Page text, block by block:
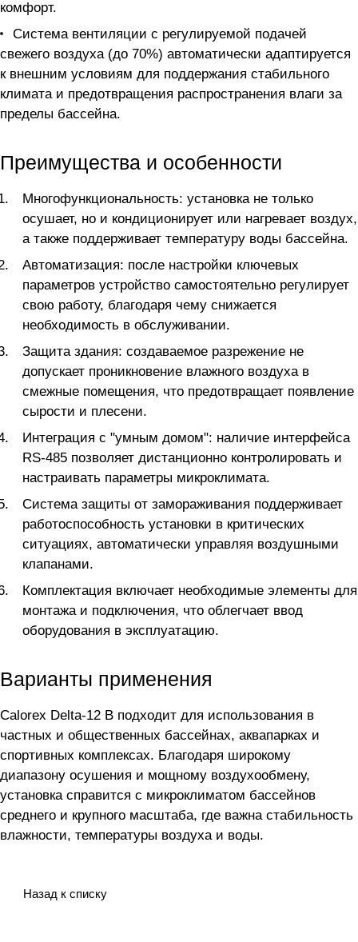
комфорт.
Система вентиляции с регулируемой подачей
свежего воздуха (до 70%) автоматически адаптируется
к внешним условиям для поддержания стабильного
климата и предотвращения распространения влаги за
пределы бассейна.
Преимущества и особенности
Многофункциональность: установка не только
осушает, но и кондиционирует или нагревает воздух,
а также поддерживает температуру воды бассейна.
Автоматизация: после настройки ключевых
параметров устройство самостоятельно регулирует
свою работу, благодаря чему снижается
необходимость в обслуживании.
Защита здания: создаваемое разрежение не
допускает проникновение влажного воздуха в
смежные помещения, что предотвращает появление
сырости и плесени.
Интеграция с "умным домом": наличие интерфейса
RS-485 позволяет дистанционно контролировать и
настраивать параметры микроклимата.
Система защиты от замораживания поддерживает
работоспособность установки в критических
ситуациях, автоматически управляя воздушными
клапанами.
Комплектация включает необходимые элементы для
монтажа и подключения, что облегчает ввод
оборудования в эксплуатацию.
Варианты применения
Calorex Delta-12 B подходит для использования в
частных и общественных бассейнах, аквапарках и
спортивных комплексах. Благодаря широкому
диапазону осушения и мощному воздухообмену,
установка справится с микроклиматом бассейнов
среднего и крупного масштаба, где важна стабильность
влажности, температуры воздуха и воды.
Назад к списку